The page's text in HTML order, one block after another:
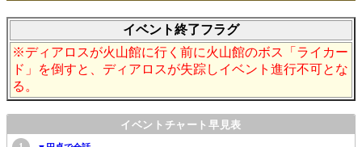
イベント終了フラグ
※ディアロスが火山館に行く前に火山館のボス「ライカー
ド」を倒すと、ディアロスが失踪しイベント進行不可とな
る。
イベントチャート早見表